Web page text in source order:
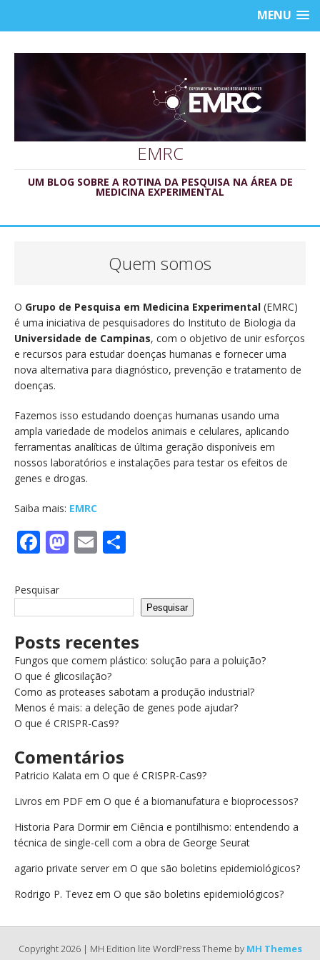
MENU
EMRC
UM BLOG SOBRE A ROTINA DA PESQUISA NA ÁREA DE
MEDICINA EXPERIMENTAL
Quem somos
O Grupo de Pesquisa em Medicina Experimental (EMRC)
é uma iniciativa de pesquisadores do Instituto de Biologia da
Universidade de Campinas, com o objetivo de unir esforços
e recursos para estudar doenças humanas e fornecer uma
nova alternativa para diagnóstico, prevenção e tratamento de
doenças.
Fazemos isso estudando doenças humanas usando uma
ampla variedade de modelos animais e celulares, aplicando
ferramentas analíticas de última geração disponíveis em
nossos laboratórios e instalações para testar os efeitos de
genes e drogas.
Saiba mais: EMRC
F
c
e
b
o
o
k
M
o
d
o
n
E
l re
Pesquisar
Pesquisar
Posts recentes
Fungos que comem plástico: solução para a poluição?
O que é glicosilação?
Como as proteases sabotam a produção industrial?
Menos é mais: a deleção de genes pode ajudar?
O que é CRISPR-Cas9?
Comentários
Patricio Kalata em O que é CRISPR-Cas9?
Livros em PDF em O que é a biomanufatura e bioprocessos?
Historia Para Dormir em Ciência e pontilhismo: entendendo a
técnica de single-cell com a obra de George Seurat
agario private server em O que são boletins epidemiológicos?
Rodrigo P. Tevez em O que são boletins epidemiológicos?
Copyright 2026 | MH Edition lite WordPress Theme by MH Themes